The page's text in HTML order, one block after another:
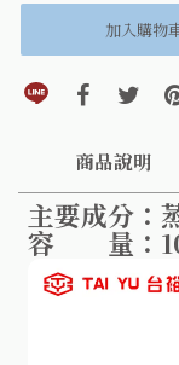
加入購物
分享到line(另開視
分享到分享
商品說明
主要成分：
容 量：